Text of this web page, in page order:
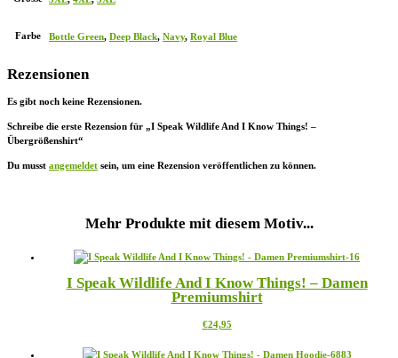
Farbe Bottle Green, Deep Black, Navy, Royal Blue
Rezensionen
Es gibt noch keine Rezensionen.
Schreibe die erste Rezension für „I Speak Wildlife And I Know Things! –
Übergrößenshirt“
Du musst angemeldet sein, um eine Rezension veröffentlichen zu können.
Mehr Produkte mit diesem Motiv...
I Speak Wildlife And I Know Things! – Damen
Premiumshirt
€24,95Dieses
weist